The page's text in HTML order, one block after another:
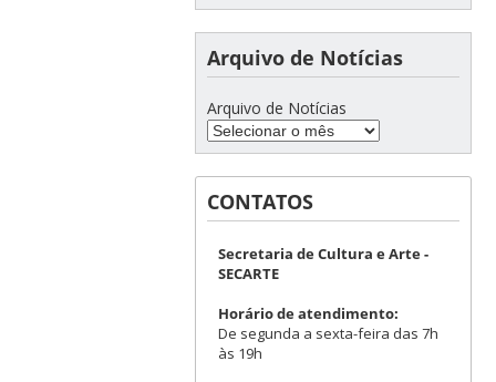
Arquivo de Notícias
Arquivo de Notícias
CONTATOS
Secretaria de Cultura e Arte -
SECARTE
Horário de atendimento:
De segunda a sexta-feira das 7h
às 19h